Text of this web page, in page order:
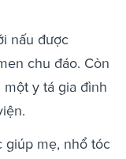
nấu được
chu đáo. Còn
y tá gia đình
giúp mẹ, nhổ tóc